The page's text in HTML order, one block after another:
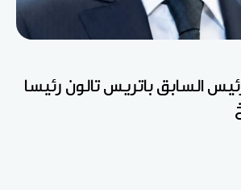
السابق باتريس تالون رئيسا